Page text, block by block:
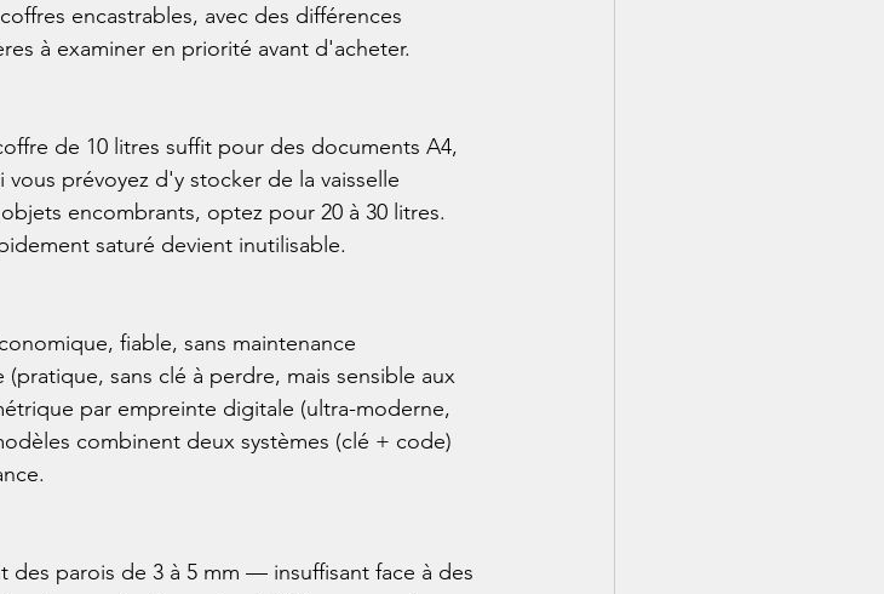
encastrables, avec des différences
à examiner en priorité avant d'acheter.
de 10 litres suffit pour des documents A4,
prévoyez d'y stocker de la vaisselle
encombrants, optez pour 20 à 30 litres.
saturé devient inutilisable.
fiable, sans maintenance
sans clé à perdre, mais sensible aux
par empreinte digitale (ultra-moderne,
combinent deux systèmes (clé + code)
parois de 3 à 5 mm — insuffisant face à des